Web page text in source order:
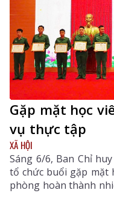
Gặp mặt học
vụ thực tập
XÃ HỘI
Sáng 6/6, Ban Chỉ
tổ chức buổi gặp mặt
phòng hoàn thành